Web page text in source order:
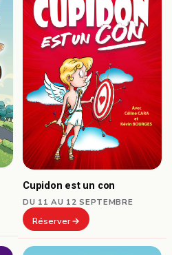
Cupidon est un con
DU 11 AU 12 SEPTEMBRE
Réserver